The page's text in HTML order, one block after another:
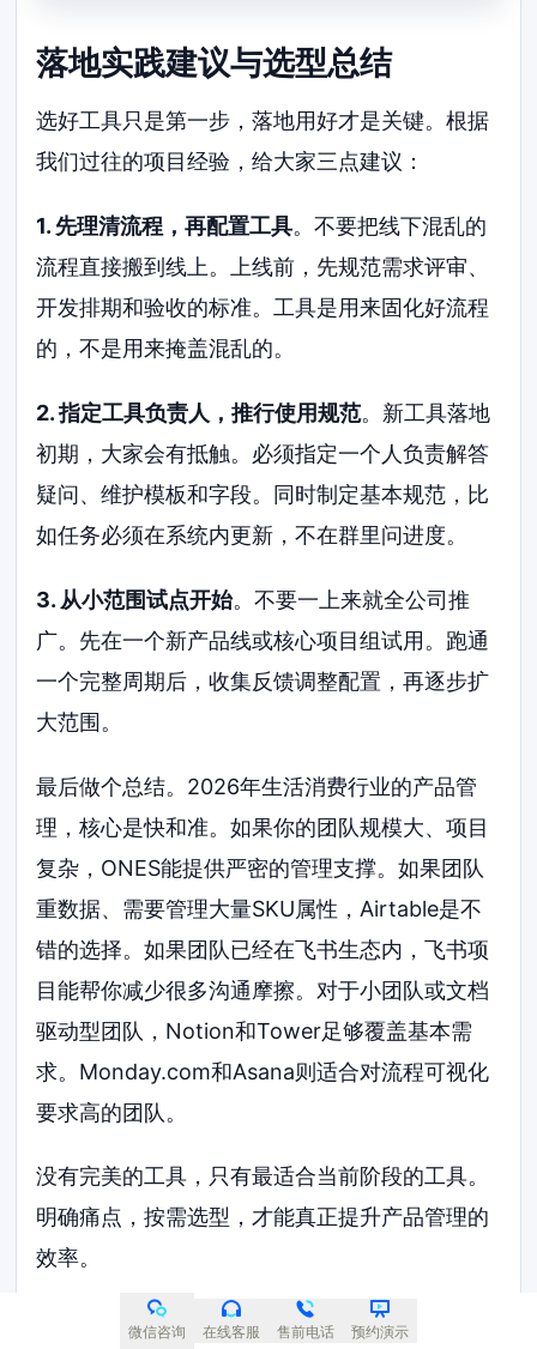
落地实践建议与选型总结
选好工具只是第一步，落地用好才是关键。根据
我们过往的项目经验，给大家三点建议：
1. 先理清流程，再配置工具。不要把线下混乱的
流程直接搬到线上。上线前，先规范需求评审、
开发排期和验收的标准。工具是用来固化好流程
的，不是用来掩盖混乱的。
2. 指定工具负责人，推行使用规范。新工具落地
初期，大家会有抵触。必须指定一个人负责解答
疑问、维护模板和字段。同时制定基本规范，比
如任务必须在系统内更新，不在群里问进度。
3. 从小范围试点开始。不要一上来就全公司推
广。先在一个新产品线或核心项目组试用。跑通
一个完整周期后，收集反馈调整配置，再逐步扩
大范围。
最后做个总结。2026年生活消费行业的产品管
理，核心是快和准。如果你的团队规模大、项目
复杂，ONES能提供严密的管理支撑。如果团队
重数据、需要管理大量SKU属性，Airtable是不
错的选择。如果团队已经在飞书生态内，飞书项
目能帮你减少很多沟通摩擦。对于小团队或文档
驱动型团队，Notion和Tower足够覆盖基本需
求。Monday.com和Asana则适合对流程可视化
要求高的团队。
没有完美的工具，只有最适合当前阶段的工具。
明确痛点，按需选型，才能真正提升产品管理的
效率。
微信咨询 在线客服 售前电话 预约演示